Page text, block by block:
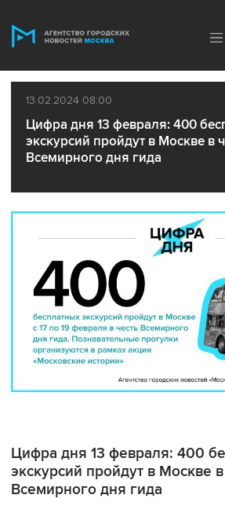
13.02.2024 08:00
Цифра дня 13 февраля: 400
экскурсий пройдут в Москве в
Всемирного дня гида
Цифра дня 13 февраля: 400
экскурсий пройдут в Москве в
Всемирного дня гида